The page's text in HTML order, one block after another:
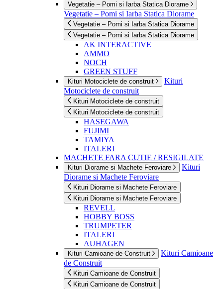
Vegetatie – Pomi si Iarba Statica Diorame
Vegetatie – Pomi si Iarba Statica Diorame
Vegetatie – Pomi si Iarba Statica Diorame
Vegetatie – Pomi si Iarba Statica Diorame
AK INTERACTIVE
AMMO
NOCH
GREEN STUFF
Kituri Motociclete de construit
Kituri
Motociclete de construit
Kituri Motociclete de construit
Kituri Motociclete de construit
HASEGAWA
FUJIMI
TAMIYA
ITALERI
MACHETE FARA CUTIE / RESIGILATE
Kituri Diorame si Machete Feroviare
Kituri
Diorame si Machete Feroviare
Kituri Diorame si Machete Feroviare
Kituri Diorame si Machete Feroviare
REVELL
HOBBY BOSS
TRUMPETER
ITALERI
AUHAGEN
Kituri Camioane de Construit
Kituri Camioane
de Construit
Kituri Camioane de Construit
Kituri Camioane de Construit